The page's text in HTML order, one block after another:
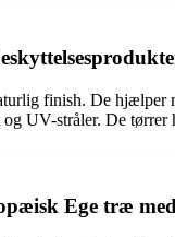
finish. De
UV-stråler. De
Ege træ